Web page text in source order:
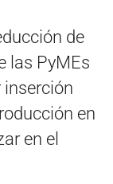
de
las PyMEs
inserción
en
en el